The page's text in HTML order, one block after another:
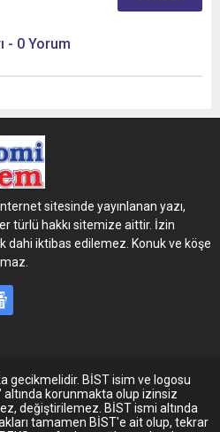
- 0 Yorum
sitesinde yayınlanan yazı,
türlü hakkı sitemize aittir. İzin
dahi iktibas edilemez. Konuk ve köşe
gecikmelidir. BİST isim ve logosu
korunmakta olup izinsiz
değiştirilemez. BİST ismi altında
tamamen BİST'e ait olup, tekrar